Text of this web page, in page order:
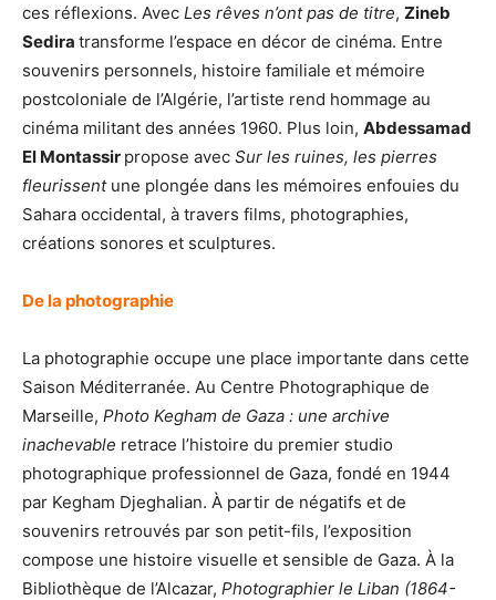
ces réflexions. Avec Les rêves n’ont pas de titre, Zineb
Sedira transforme l’espace en décor de cinéma. Entre
souvenirs personnels, histoire familiale et mémoire
postcoloniale de l’Algérie, l’artiste rend hommage au
cinéma militant des années 1960. Plus loin, Abdessamad
El Montassir propose avec Sur les ruines, les pierres
fleurissentune plongée dans les mémoires enfouies du
Sahara occidental, à travers films, photographies,
créations sonores et sculptures.
De la photographie
La photographie occupe une place importante dans cette
Saison Méditerranée. Au Centre Photographique de
Marseille, Photo Kegham de Gaza : une archive
inachevable retrace l’histoire du premier studio
photographique professionnel de Gaza, fondé en 1944
par Kegham Djeghalian. À partir de négatifs et de
souvenirs retrouvés par son petit-fils, l’exposition
compose une histoire visuelle et sensible de Gaza. À la
Bibliothèque de l’Alcazar, Photographier le Liban (1864-